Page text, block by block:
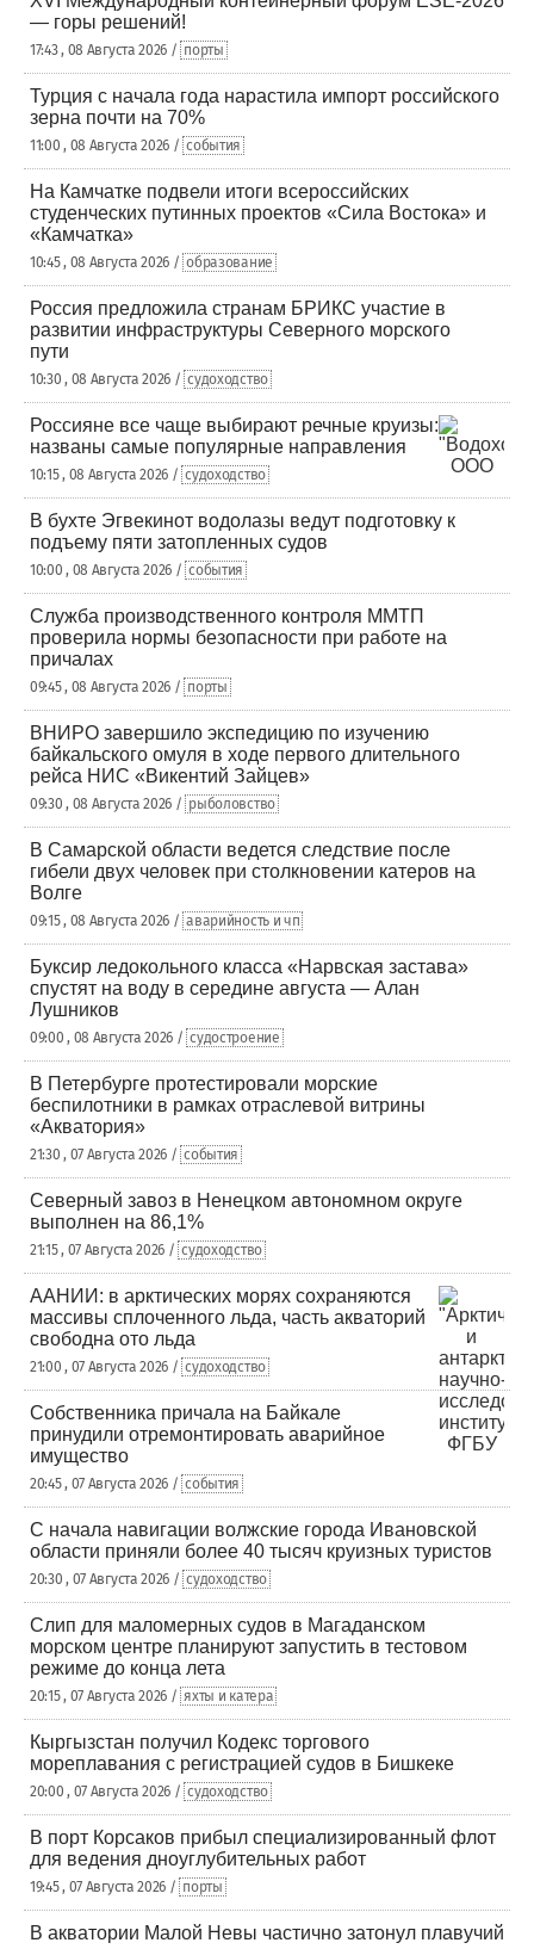
— горы решений!
17:43 , 08 Августа 2026 / порты
Турция с начала года нарастила импорт российского
зерна почти на 70%
11:00 , 08 Августа 2026 / события
На Камчатке подвели итоги всероссийских
студенческих путинных проектов «Сила Востока» и
«Камчатка»
10:45 , 08 Августа 2026 / образование
Россия предложила странам БРИКС участие в
развитии инфраструктуры Северного морского
пути
10:30 , 08 Августа 2026 / судоходство
Россияне все чаще выбирают речные круизы:
названы самые популярные направления
10:15 , 08 Августа 2026 / судоходство
В бухте Эгвекинот водолазы ведут подготовку к
подъему пяти затопленных судов
10:00 , 08 Августа 2026 / события
Служба производственного контроля ММТП
проверила нормы безопасности при работе на
причалах
09:45 , 08 Августа 2026 / порты
ВНИРО завершило экспедицию по изучению
байкальского омуля в ходе первого длительного
рейса НИС «Викентий Зайцев»
09:30 , 08 Августа 2026 / рыболовство
В Самарской области ведется следствие после
гибели двух человек при столкновении катеров на
Волге
09:15 , 08 Августа 2026 / аварийность и чп
Буксир ледокольного класса «Нарвская застава»
спустят на воду в середине августа — Алан
Лушников
09:00 , 08 Августа 2026 / судостроение
В Петербурге протестировали морские
беспилотники в рамках отраслевой витрины
«Акватория»
21:30 , 07 Августа 2026 / события
Северный завоз в Ненецком автономном округе
выполнен на 86,1%
21:15 , 07 Августа 2026 / судоходство
ААНИИ: в арктических морях сохраняются
массивы сплоченного льда, часть акваторий
свободна ото льда
21:00 , 07 Августа 2026 / судоходство
Собственника причала на Байкале
принудили отремонтировать аварийное
имущество
20:45 , 07 Августа 2026 / события
С начала навигации волжские города Ивановской
области приняли более 40 тысяч круизных туристов
20:30 , 07 Августа 2026 / судоходство
Слип для маломерных судов в Магаданском
морском центре планируют запустить в тестовом
режиме до конца лета
20:15 , 07 Августа 2026 / яхты и катера
Кыргызстан получил Кодекс торгового
мореплавания с регистрацией судов в Бишкеке
20:00 , 07 Августа 2026 / судоходство
В порт Корсаков прибыл специализированный флот
для ведения дноуглубительных работ
19:45 , 07 Августа 2026 / порты
В акватории Малой Невы частично затонул плавучий